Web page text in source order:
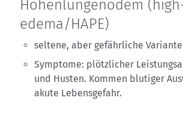
Höhenlungenödem
edema/HAPE)
seltene, aber gefährliche
Symptome: plötzlicher
und Husten. Kommen blutiger
akute Lebensgefahr.